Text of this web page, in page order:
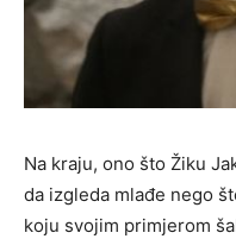
Na kraju, ono što Žiku
da izgleda mlađe nego
koju svojim primjerom